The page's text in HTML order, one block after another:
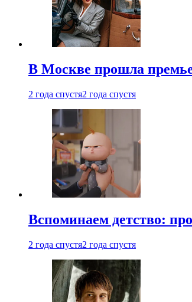
В Москве прошла
2 года спустя2 года спустя
Вспоминаем детство:
2 года спустя2 года спустя